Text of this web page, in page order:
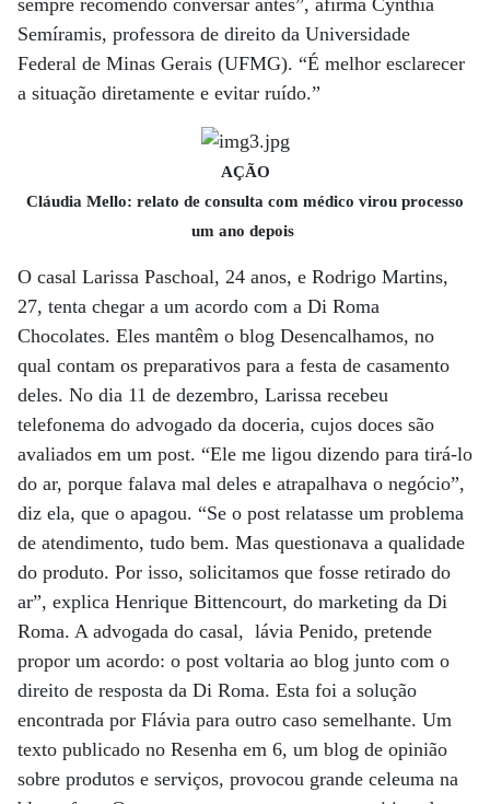
Semíramis, professora de direito da Universidade
Federal de Minas Gerais (UFMG). “É melhor esclarecer
a situação diretamente e evitar ruído.”
AÇÃO
Cláudia Mello: relato de consulta com médico virou processo
um ano depois
O casal Larissa Paschoal, 24 anos, e Rodrigo Martins,
27, tenta chegar a um acordo com a Di Roma
Chocolates. Eles mantêm o blog Desencalhamos, no
qual contam os preparativos para a festa de casamento
deles. No dia 11 de dezembro, Larissa recebeu
telefonema do advogado da doceria, cujos doces são
avaliados em um post. “Ele me ligou dizendo para tirá-lo
do ar, porque falava mal deles e atrapalhava o negócio”,
diz ela, que o apagou. “Se o post relatasse um problema
de atendimento, tudo bem. Mas questionava a qualidade
do produto. Por isso, solicitamos que fosse retirado do
ar”, explica Henrique Bittencourt, do marketing da Di
Roma. A advogada do casal, lávia Penido, pretende
propor um acordo: o post voltaria ao blog junto com o
direito de resposta da Di Roma. Esta foi a solução
encontrada por Flávia para outro caso semelhante. Um
texto publicado no Resenha em 6, um blog de opinião
sobre produtos e serviços, provocou grande celeuma na